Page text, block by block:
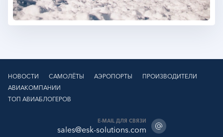
НОВОСТИ САМОЛЁТЫ АЭРОПОРТЫ
ПРОИЗВОДИТЕЛИ
АВИАКОМПАНИИ
ТОП АВИАБЛОГЕРОВ
E-MAIL ДЛЯ СВЯЗИ
sales@esk-solutions.com